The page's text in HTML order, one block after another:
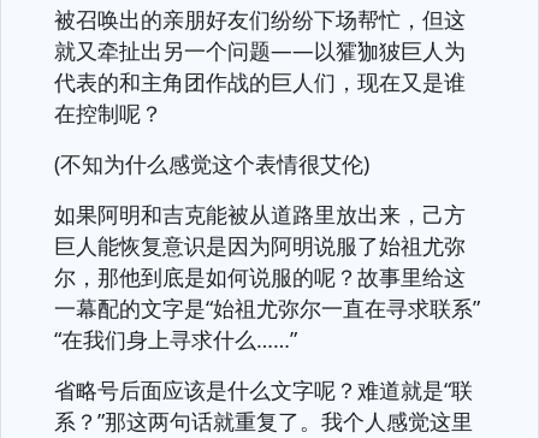
被召唤出的亲朋好友们纷纷下场帮忙，但这
就又牵扯出另一个问题——以㺢㹢狓巨人为
代表的和主角团作战的巨人们，现在又是谁
在控制呢？
(不知为什么感觉这个表情很艾伦)
如果阿明和吉克能被从道路里放出来，己方
巨人能恢复意识是因为阿明说服了始祖尤弥
尔，那他到底是如何说服的呢？故事里给这
一幕配的文字是“始祖尤弥尔一直在寻求联系”
“在我们身上寻求什么……”
省略号后面应该是什么文字呢？难道就是“联
系？”那这两句话就重复了。我个人感觉这里